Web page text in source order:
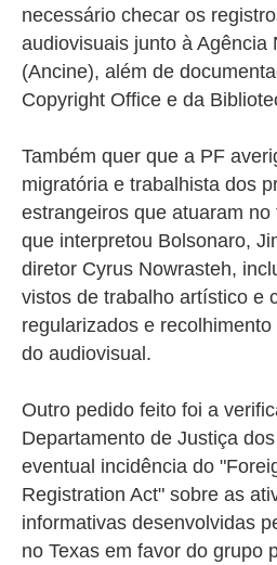
necessário checar os
audiovisuais junto à Agência
(Ancine), além de
Copyright Office e da
Também quer que a PF
migratória e trabalhista dos
estrangeiros que atuaram
que interpretou Bolsonaro,
diretor Cyrus Nowrasteh,
vistos de trabalho artístico e
regularizados e
do audiovisual.
Outro pedido feito foi a
Departamento de Justiça
eventual incidência do
Registration Act" sobre as
informativas desenvolvidas
no Texas em favor do grupo